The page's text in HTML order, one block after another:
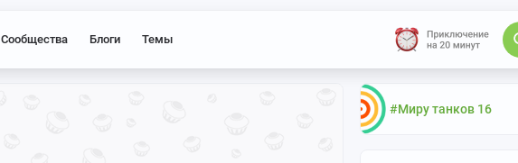
Сообщества Блоги Темы
#Миру танков 16